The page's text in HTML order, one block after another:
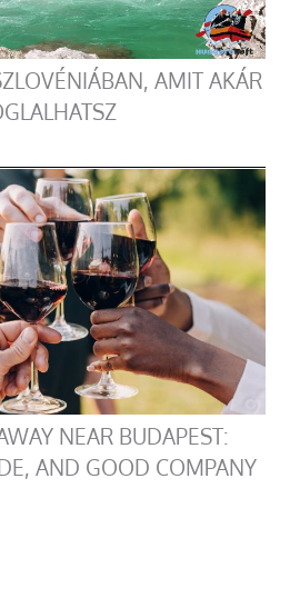
AMIT AKÁR
NEAR BUDAPEST:
AND GOOD COMPANY